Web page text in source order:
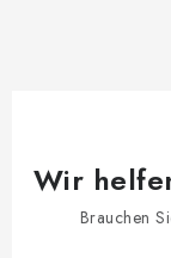
Wir
Brauchen